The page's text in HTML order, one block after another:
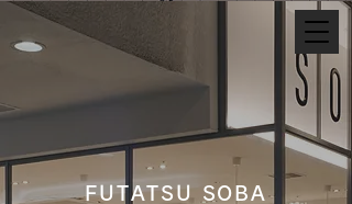
FUTATSU SOBA